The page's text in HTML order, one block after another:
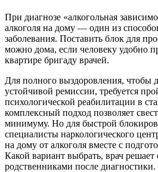
При диагнозе «алкогольная
алкоголя на дому — один из
заболевания. Поставить блок для
можно дома, если человеку удобно
квартире бригаду врачей.
Для полного выздоровления, чтобы
устойчивой ремиссии, требуется
психологической реабилитации в
комплексный подход позволяет
минимуму. Но для быстрой
специалисты наркологического
на дому от алкоголя вместе с
Какой вариант выбрать, врач
родственниками после диагностики.